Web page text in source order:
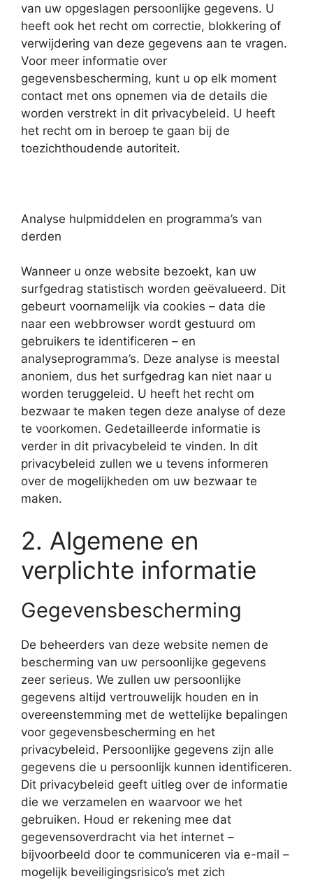
van uw opgeslagen persoonlijke gegevens. U
heeft ook het recht om correctie, blokkering of
verwijdering van deze gegevens aan te vragen.
Voor meer informatie over
gegevensbescherming, kunt u op elk moment
contact met ons opnemen via de details die
worden verstrekt in dit privacybeleid. U heeft
het recht om in beroep te gaan bij de
toezichthoudende autoriteit.
Analyse hulpmiddelen en programma’s van
derden
Wanneer u onze website bezoekt, kan uw
surfgedrag statistisch worden geëvalueerd. Dit
gebeurt voornamelijk via cookies – data die
naar een webbrowser wordt gestuurd om
gebruikers te identificeren – en
analyseprogramma’s. Deze analyse is meestal
anoniem, dus het surfgedrag kan niet naar u
worden teruggeleid. U heeft het recht om
bezwaar te maken tegen deze analyse of deze
te voorkomen. Gedetailleerde informatie is
verder in dit privacybeleid te vinden. In dit
privacybeleid zullen we u tevens informeren
over de mogelijkheden om uw bezwaar te
maken.
2. Algemene en
verplichte informatie
Gegevensbescherming
De beheerders van deze website nemen de
bescherming van uw persoonlijke gegevens
zeer serieus. We zullen uw persoonlijke
gegevens altijd vertrouwelijk houden en in
overeenstemming met de wettelijke bepalingen
voor gegevensbescherming en het
privacybeleid. Persoonlijke gegevens zijn alle
gegevens die u persoonlijk kunnen identificeren.
Dit privacybeleid geeft uitleg over de informatie
die we verzamelen en waarvoor we het
gebruiken. Houd er rekening mee dat
gegevensoverdracht via het internet –
bijvoorbeeld door te communiceren via e-mail –
mogelijk beveiligingsrisico’s met zich